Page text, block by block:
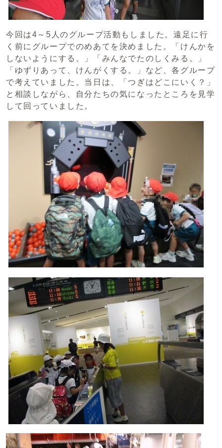
今回は4～5人のグループ活動もしました。遠足に行
く前にグループでのめあてを決めました。「けんかを
しないようにする。」「みんなでたのしくみる。」
「ゆずりあって、けんがくする。」など、各グループ
で考えていました。当日は、「つぎはどこにいく？」
と相談しながら、自分たちの気になったところを見学
して回っていました。